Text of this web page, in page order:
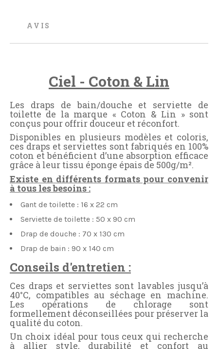
AVIS
Ciel - Coton & Lin
Les draps de bain/douche et serviette de
toilette de la marque « Coton & Lin » sont
conçus pour offrir douceur et réconfort.
Disponibles en plusieurs modèles et coloris,
ces draps et serviettes sont fabriqués en 100%
coton et bénéficient d’une absorption efficace
grâce à leur tissu éponge épais de 500g/m².
Existe en différents formats pour convenir
à tous les besoins :
Gant de toilette : 16 x 22 cm
Serviette de toilette : 50 x 90 cm
Drap de douche : 70 x 130 cm
Drap de bain : 90 x 140 cm
Conseils d'entretien :
Ces draps et serviettes sont lavables jusqu’à
40°C, compatibles au séchage en machine.
Les opérations de chlorage sont
formellement déconseillées pour préserver la
qualité du coton.
Un choix idéal pour tous ceux qui recherche
à allier style, durabilité et confort au